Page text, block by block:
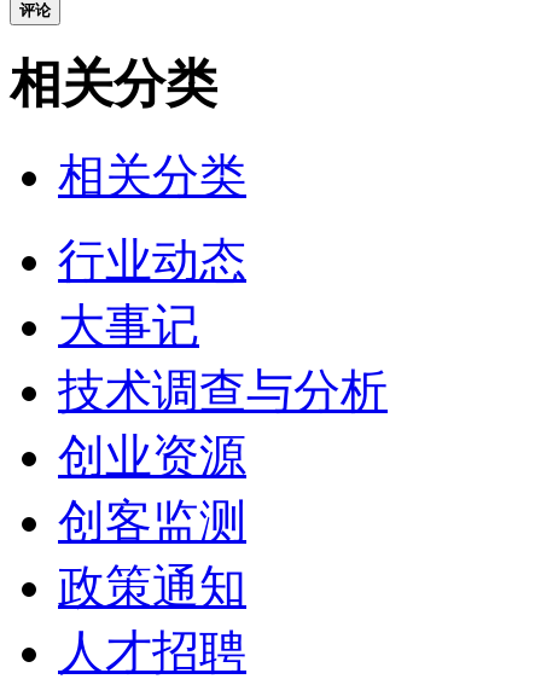
评论
相关分类
相关分类
行业动态
大事记
技术调查与分析
创业资源
创客监测
政策通知
人才招聘